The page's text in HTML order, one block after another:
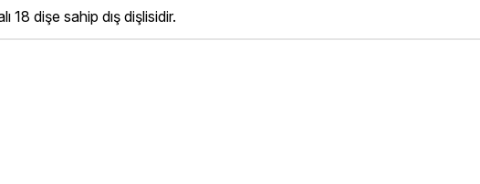
18 dişe sahip dış dişlisidir.